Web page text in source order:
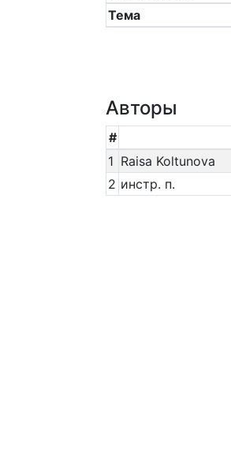
Тема
Авторы
#
1 Raisa Koltunova
2 инстр. п.